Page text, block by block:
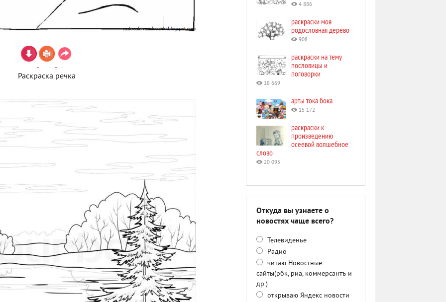
Раскраска речка
4 886
раскраски моя
родословная дерево
908
раскраски на тему
пословицы и
поговорки
18 669
арты тока бока
15 172
раскраски к
произведению
осеевой волшебное
слово
20 095
Откуда вы узнаете о
новостях чаще всего?
Телевиденье
Радио
читаю Новостные
сайты(рбк, риа, коммерсантъ и
др.)
открываю Яндекс новости